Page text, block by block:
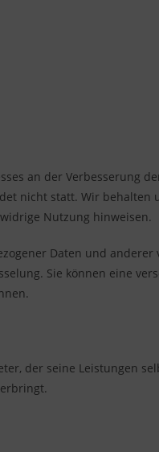
an der Verbesserung
nicht statt. Wir behalten
Nutzung hinweisen.
Daten und anderer
Sie können eine
der seine Leistungen